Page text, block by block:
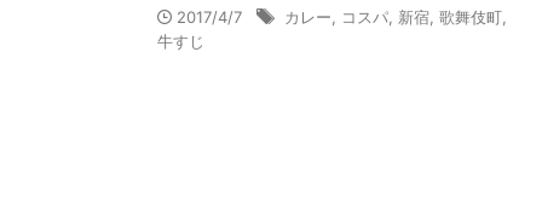
2017/4/7 カレー コスパ 新宿 歌舞伎町
牛すじ